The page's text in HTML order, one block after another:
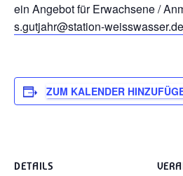
ein Angebot für Erwachsene /
s.gutjahr@station-weisswasser.de
ZUM KALENDER
DETAILS